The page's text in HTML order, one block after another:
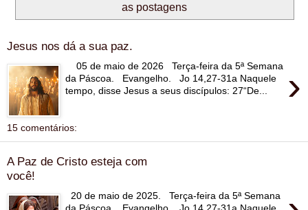
as postagens
Jesus nos dá a sua paz.
›
05 de maio de 2026 Terça-feira da 5ª Semana
da Páscoa. Evangelho. Jo 14,27-31a Naquele
tempo, disse Jesus a seus discípulos: 27“De...
15 comentários:
A Paz de Cristo esteja com
você!
20 de maio de 2025. Terça-feira da 5ª Semana
da Páscoa. Evangelho. Jo 14,27-31a Naquele